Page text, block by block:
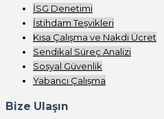
İSG Denetimi
İstihdam Teşvikleri
Kısa Çalışma ve Nakdi Ücret
Sendikal Süreç Analizi
Sosyal Güvenlik
Yabancı Çalışma
Bize Ulaşın